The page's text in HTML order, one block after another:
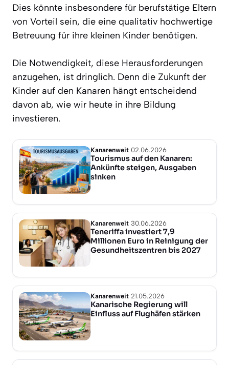
Dies könnte insbesondere für berufstätige Eltern
von Vorteil sein, die eine qualitativ hochwertige
Betreuung für ihre kleinen Kinder benötigen.
Die Notwendigkeit, diese Herausforderungen
anzugehen, ist dringlich. Denn die Zukunft der
Kinder auf den Kanaren hängt entscheidend
davon ab, wie wir heute in ihre Bildung
investieren.
Kanarenweit 02.06.2026
Tourismus auf den Kanaren:
Ankünfte steigen, Ausgaben
sinken
Kanarenweit 30.06.2026
Teneriffa investiert 7,9
Millionen Euro in Reinigung der
Gesundheitszentren bis 2027
Kanarenweit 21.05.2026
Kanarische Regierung will
Einfluss auf Flughäfen stärken